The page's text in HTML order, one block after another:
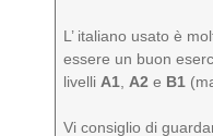
L’ italiano usato è
essere un buon
livelli A1 A2 e B1
Vi consiglio di